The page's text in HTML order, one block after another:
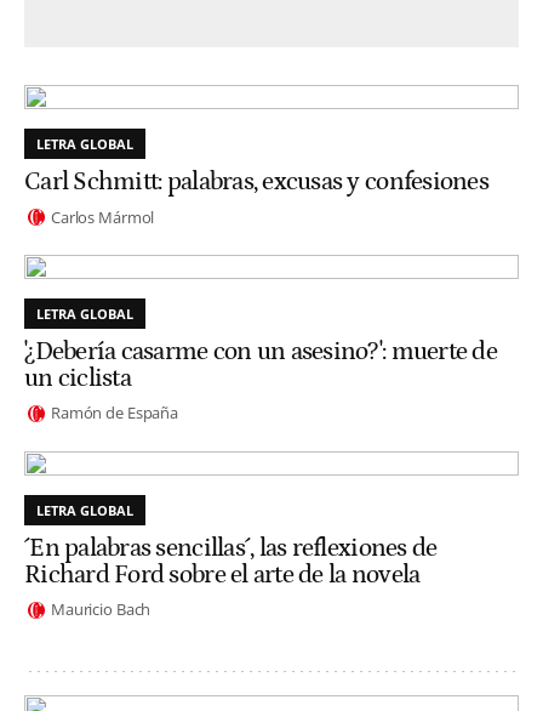
LETRA GLOBAL
Carl Schmitt: palabras, excusas y confesiones
Carlos Mármol
LETRA GLOBAL
'¿Debería casarme con un asesino?': muerte de
un ciclista
Ramón de España
LETRA GLOBAL
´En palabras sencillas´, las reflexiones de
Richard Ford sobre el arte de la novela
Mauricio Bach